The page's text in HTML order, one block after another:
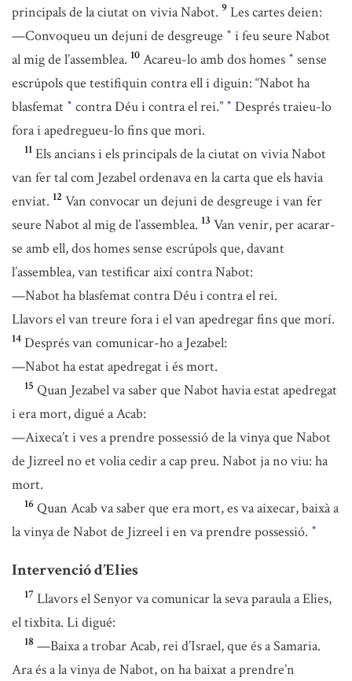
principals de la ciutat on vivia Nabot. 9 Les cartes deien:
—Convoqueu un dejuni de desgreuge * i feu seure Nabot
al mig de l’assemblea. 10 Acareu-lo amb dos homes * sense
escrúpols que testifiquin contra ell i diguin: “Nabot ha
blasfemat * contra Déu i contra el rei.” * Després traieu-lo
fora i apedregueu-lo fins que mori.
11 Els ancians i els principals de la ciutat on vivia Nabot
van fer tal com Jezabel ordenava en la carta que els havia
enviat. 12 Van convocar un dejuni de desgreuge i van fer
seure Nabot al mig de l’assemblea. 13 Van venir, per acarar-
se amb ell, dos homes sense escrúpols que, davant
l’assemblea, van testificar així contra Nabot:
—Nabot ha blasfemat contra Déu i contra el rei.
Llavors el van treure fora i el van apedregar fins que morí.
14 Després van comunicar-ho a Jezabel:
—Nabot ha estat apedregat i és mort.
15 Quan Jezabel va saber que Nabot havia estat apedregat
i era mort, digué a Acab:
—Aixeca’t i ves a prendre possessió de la vinya que Nabot
de Jizreel no et volia cedir a cap preu. Nabot ja no viu: ha
mort.
16 Quan Acab va saber que era mort, es va aixecar, baixà a
la vinya de Nabot de Jizreel i en va prendre possessió. *
Intervenció d’Elies
17 Llavors el Senyor va comunicar la seva paraula a Elies,
el tixbita. Li digué:
18 —Baixa a trobar Acab, rei d’Israel, que és a Samaria.
Ara és a la vinya de Nabot, on ha baixat a prendre’n